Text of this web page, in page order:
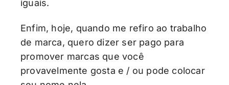
iguais.
Enfim, hoje, quando me refiro ao trabalho
de marca, quero dizer ser pago para
promover marcas que você
provavelmente gosta e / ou pode colocar